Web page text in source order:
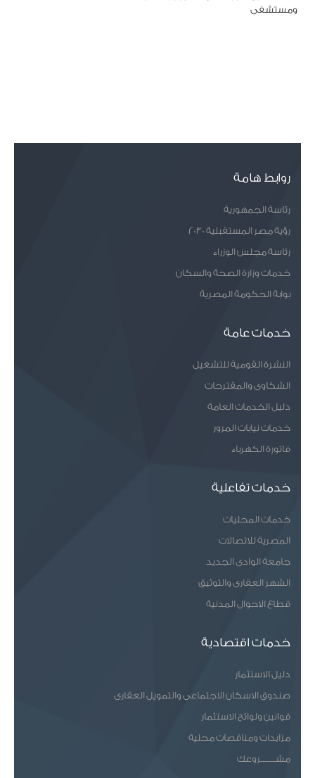
روابط هامة
رئاسة الجمهورية
رؤية مصر المستقبلية 2030
رئاسة مجلس الوزراء
خدمات وزارة الصحة والسكان
بوابة الحكومة المصرية
خدمات عامة
النشرة القومية للتشغيل
الشكاوى والمقترحات
دليل الخدمات العامة
خدمات نيابات المرور
فاتورة الكهرباء
خدمات تفاعلية
خدمات المحليات
المصرية للاتصالات
جامعة الوادى الجديد
الشهر العقارى والتوثيق
قطاع الاحوال المدنية
خدمات اقتصادية
دليل الاستثمار
صندوق الاسكان الاجتماعى والتمويل العقارى
قوانين ولوائح الاستثمار
مزايدات ومناقصات محلية
مشـــــــروعك